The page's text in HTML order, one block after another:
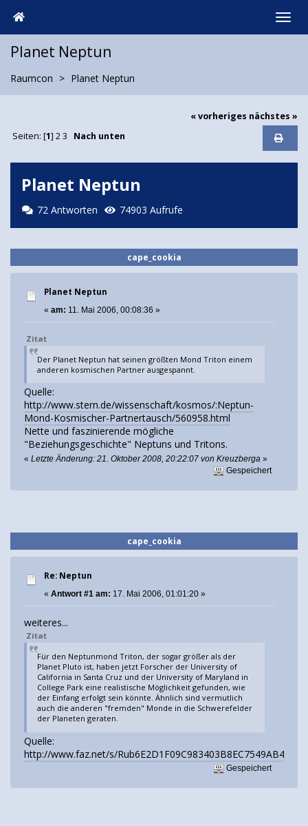
Planet Neptun
Raumcon Planet Neptun
« vorheriges nächstes »
Seiten: [1] 2 3 Nach unten
Planet Neptun
72 Antworten 74903 Aufrufe
cape_cookia
Planet Neptun
« am: 11. Mai 2006, 00:08:36 »
Zitat
Der Planet Neptun hat seinen größten Mond Triton einem
anderen kosmischen Partner ausgespannt.
Quelle:
http://www.stern.de/wissenschaft/kosmos/:Neptun-
Mond-Kosmischer-Partnertausch/560958.html
Nette und faszinierende mögliche
"Beziehungsgeschichte" Neptuns und Tritons.
« Letzte Änderung: 21. Oktober 2008, 20:22:07 von Kreuzberga »
Gespeichert
cape_cookia
Re: Neptun
« Antwort #1 am: 17. Mai 2006, 01:01:20 »
weiteres...
Zitat
Für den Neptunmond Triton, der sogar größer als der
Planet Pluto ist, haben jetzt Forscher der University of
California in Santa Cruz und der University of Maryland in
College Park eine realistische Möglichkeit gefunden, wie
der Einfang erfolgt sein könnte. Ähnlich sind vermutlich
auch die anderen "fremden" Monde in die Schwerefelder
der Planeten geraten.
Quelle:
http://www.faz.net/s/
Gespeichert